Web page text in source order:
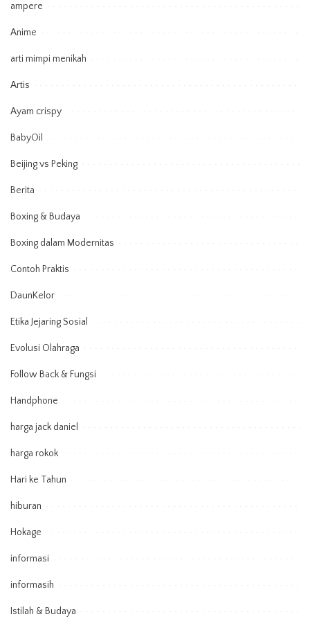
ampere
Anime
arti mimpi menikah
Artis
Ayam crispy
BabyOil
Beijing vs Peking
Berita
Boxing & Budaya
Boxing dalam Modernitas
Contoh Praktis
DaunKelor
Etika Jejaring Sosial
Evolusi Olahraga
Follow Back & Fungsi
Handphone
harga jack daniel
harga rokok
Hari ke Tahun
hiburan
Hokage
informasi
informasih
Istilah & Budaya